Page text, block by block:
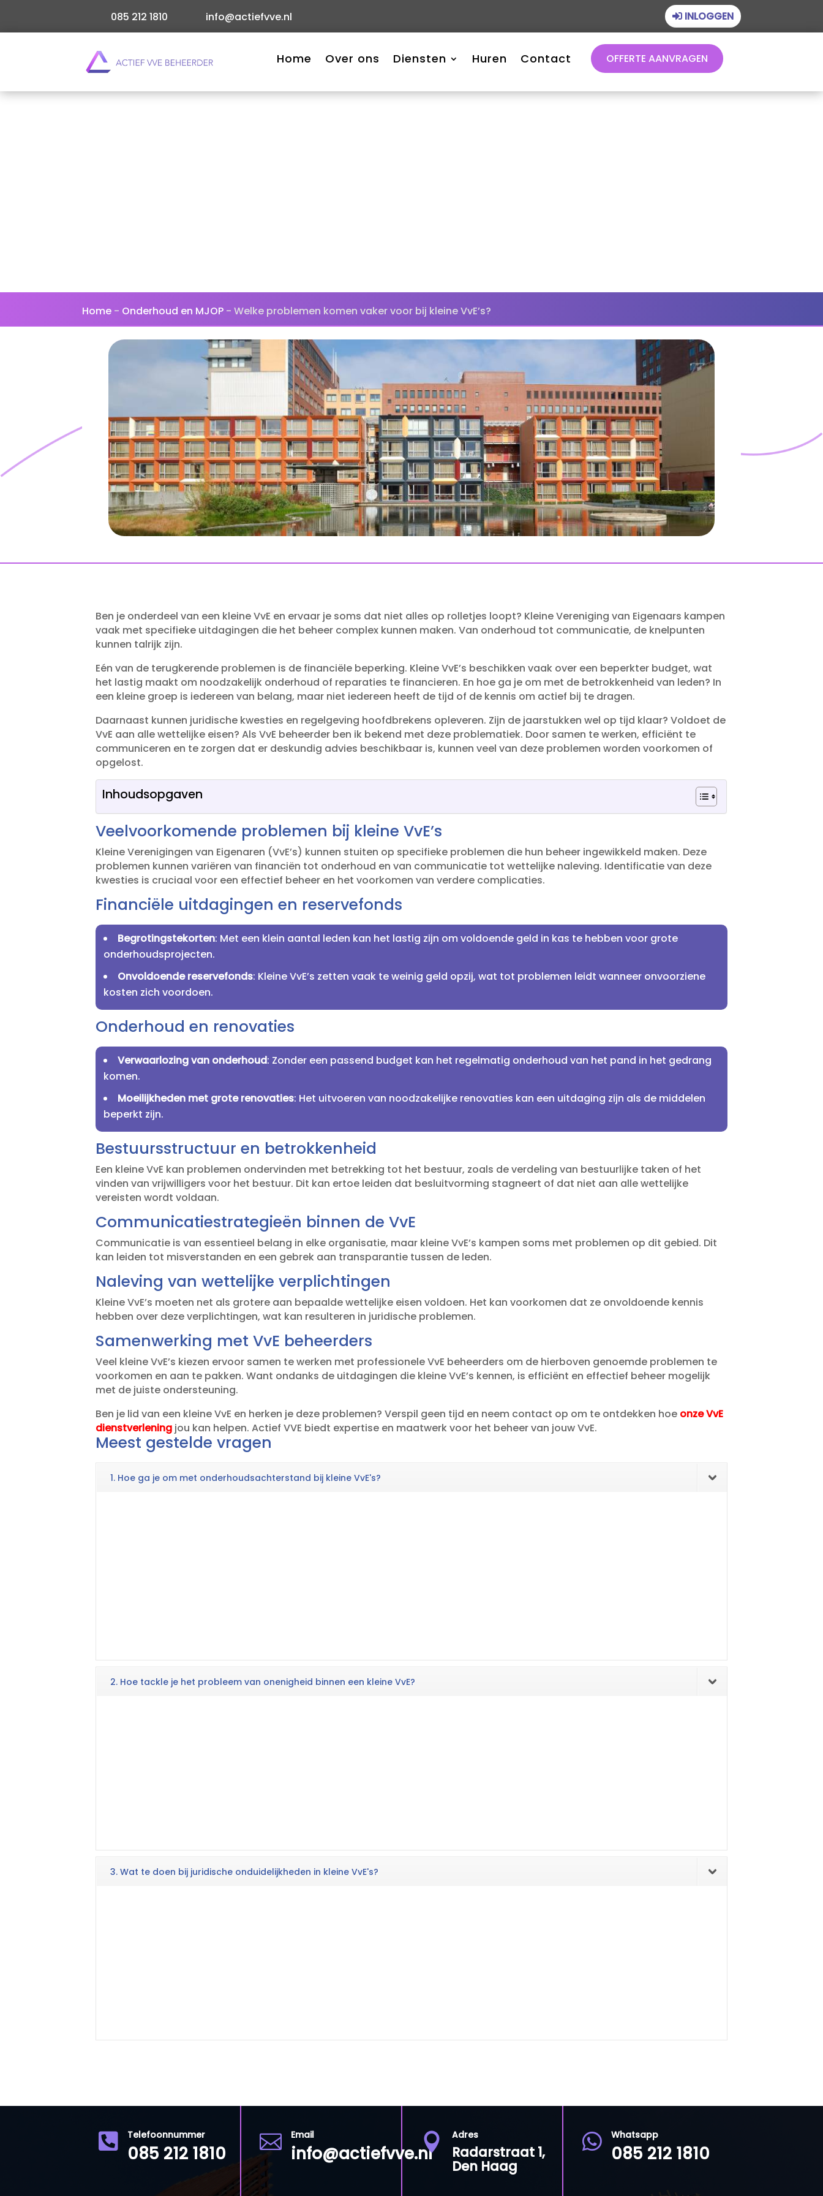
085 212 1810 info@actiefvve.nl INLOGGEN
Home Over ons Diensten Huren Contact OFFERTE AANVRAGEN
Home - Onderhoud en MJOP -Welke problemen komen vaker voor bij kleine VvE’s?
Ben je onderdeel van een kleine VvE en ervaar je soms dat niet alles op rolletjes loopt? Kleine Vereniging van Eigenaars kampen
vaak met specifieke uitdagingen die het beheer complex kunnen maken.​ Van onderhoud tot communicatie, de knelpunten
kunnen talrijk zijn.​
Eén van de terugkerende problemen is de financiële beperking.​ Kleine VvE’s beschikken vaak over een beperkter budget, wat
het lastig maakt om noodzakelijk onderhoud of reparaties te financieren.​ En hoe ga je om met de betrokkenheid van leden? In
een kleine groep is iedereen van belang, maar niet iedereen heeft de tijd of de kennis om actief bij te dragen.​
Daarnaast kunnen juridische kwesties en regelgeving hoofdbrekens opleveren.​ Zijn de jaarstukken wel op tijd klaar? Voldoet de
VvE aan alle wettelijke eisen? Als VvE beheerder ben ik bekend met deze problematiek.​ Door samen te werken, efficiënt te
communiceren en te zorgen dat er deskundig advies beschikbaar is, kunnen veel van deze problemen worden voorkomen of
opgelost.​
Inhoudsopgaven
Veelvoorkomende problemen bij kleine VvE’s
Kleine Verenigingen van Eigenaren (VvE’s) kunnen stuiten op specifieke problemen die hun beheer ingewikkeld maken.​ Deze
problemen kunnen variëren van financiën tot onderhoud en van communicatie tot wettelijke naleving.​ Identificatie van deze
kwesties is cruciaal voor een effectief beheer en het voorkomen van verdere complicaties.​
Financiële uitdagingen en reservefonds
Begrotingstekorten: Met een klein aantal leden kan het lastig zijn om voldoende geld in kas te hebben voor grote
onderhoudsprojecten.​
Onvoldoende reservefonds: Kleine VvE’s zetten vaak te weinig geld opzij, wat tot problemen leidt wanneer onvoorziene
kosten zich voordoen.​
Onderhoud en renovaties
Verwaarlozing van onderhoud: Zonder een passend budget kan het regelmatig onderhoud van het pand in het gedrang
komen.​
Moeilijkheden met grote renovaties: Het uitvoeren van noodzakelijke renovaties kan een uitdaging zijn als de middelen
beperkt zijn.​
Bestuursstructuur en betrokkenheid
Een kleine VvE kan problemen ondervinden met betrekking tot het bestuur, zoals de verdeling van bestuurlijke taken of het
vinden van vrijwilligers voor het bestuur.​ Dit kan ertoe leiden dat besluitvorming stagneert of dat niet aan alle wettelijke
vereisten wordt voldaan.​
Communicatiestrategieën binnen de VvE
Communicatie is van essentieel belang in elke organisatie, maar kleine VvE’s kampen soms met problemen op dit gebied.​ Dit
kan leiden tot misverstanden en een gebrek aan transparantie tussen de leden.​
Naleving van wettelijke verplichtingen
Kleine VvE’s moeten net als grotere aan bepaalde wettelijke eisen voldoen.​ Het kan voorkomen dat ze onvoldoende kennis
hebben over deze verplichtingen, wat kan resulteren in juridische problemen.​
Samenwerking met VvE beheerders
Veel kleine VvE’s kiezen ervoor samen te werken met professionele VvE beheerders om de hierboven genoemde problemen te
voorkomen en aan te pakken.​ Want ondanks de uitdagingen die kleine VvE’s kennen, is efficiënt en effectief beheer mogelijk
met de juiste ondersteuning.​
Ben je lid van een kleine VvE en herken je deze problemen? Verspil geen tijd en neem contact op om te ontdekken hoe onze VvE
dienstverlening jou kan helpen.​ Actief VVE biedt expertise en maatwerk voor het beheer van jouw VvE.​
Meest gestelde vragen
1. Hoe ga je om met onderhoudsachterstand bij kleine VvE's?
2. Hoe tackle je het probleem van onenigheid binnen een kleine VvE?
3. Wat te doen bij juridische onduidelijkheden in kleine VvE's?
 Telefoonnummer
085 212 1810
 Email
info@actiefvve.nl
 Adres
Radarstraat 1,
Den Haag
 Whatsapp
085 212 1810